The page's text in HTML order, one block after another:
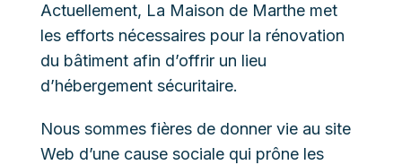
Actuellement, La Maison de Marthe met
les efforts nécessaires pour la rénovation
du bâtiment afin d’offrir un lieu
d’hébergement sécuritaire.
Nous sommes fières de donner vie au site
Web d’une cause sociale qui prône les